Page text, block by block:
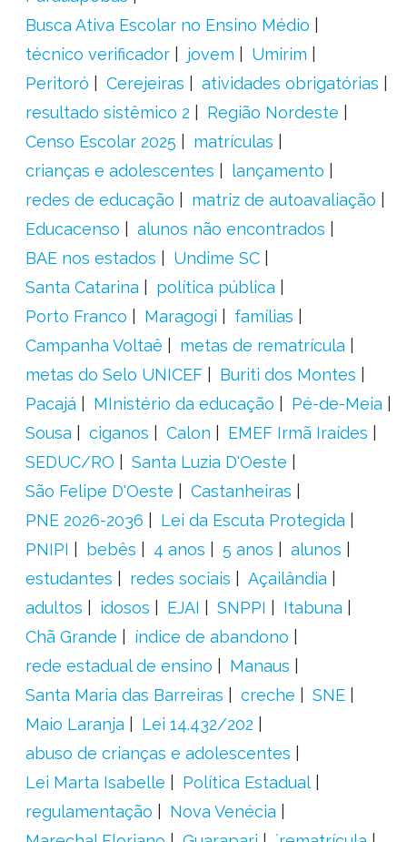
Busca Ativa Escolar no Ensino Médio
técnico verificador
jovem
Umirim
Peritoró
Cerejeiras
atividades obrigatórias
resultado sistêmico 2
Região Nordeste
Censo Escolar 2025
matrículas
crianças e adolescentes
lançamento
redes de educação
matriz de autoavaliação
Educacenso
alunos não encontrados
BAE nos estados
Undime SC
Santa Catarina
política pública
Porto Franco
Maragogi
famílias
Campanha Voltaê
metas de rematrícula
metas do Selo UNICEF
Buriti dos Montes
Pacajá
MInistério da educação
Pé-de-Meia
Sousa
ciganos Calon
EMEF Irmã Iraídes
SEDUC/RO
Santa Luzia D'Oeste
São Felipe D'Oeste
Castanheiras
PNE 2026-2036
Lei da Escuta Protegida
PNIPI
bebês 4 anos 5 anos
alunos
estudantes
redes sociais
Açailândia
adultos
idosos EJAI SNPPI
Itabuna
Chã Grande
índice de abandono
rede estadual de ensino
Manaus
Santa Maria das Barreiras
creche
SNE
Maio Laranja
Lei 14.432/202
abuso de crianças e adolescentes
Lei Marta Isabelle
Política Estadual
regulamentação
Nova Venécia